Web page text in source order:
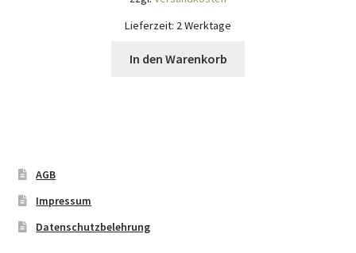
Lieferzeit: 2 Werktage
In den Warenkorb
AGB
Impressum
Datenschutzbelehrung